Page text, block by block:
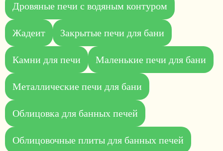
Дровяные печи с водяным контуром
Жадеит Закрытые печи для бани
Камни для печи Маленькие печи для бани
Металлические печи для бани
Облицовка для банных печей
Облицовочные плиты для банных печей